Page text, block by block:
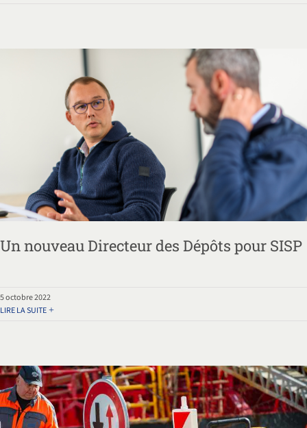
Un nouveau Directeur des Dépôts pour SISP
5 octobre 2022
LIRE LA SUITE